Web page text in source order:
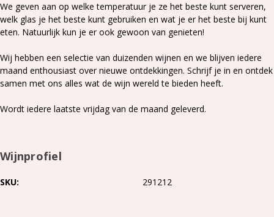
We geven aan op welke temperatuur je ze het beste kunt serveren,
welk glas je het beste kunt gebruiken en wat je er het beste bij kunt
eten. Natuurlijk kun je er ook gewoon van genieten!
Wij hebben een selectie van duizenden wijnen en we blijven iedere
maand enthousiast over nieuwe ontdekkingen. Schrijf je in en ontdek
samen met ons alles wat de wijn wereld te bieden heeft.
Wordt iedere laatste vrijdag van de maand geleverd.
Wijnprofiel
SKU 291212